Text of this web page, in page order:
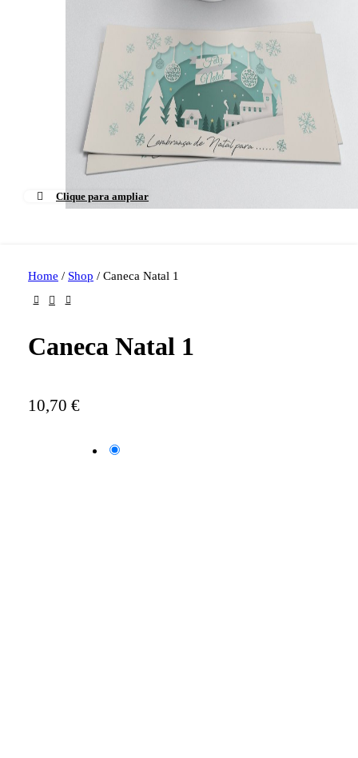
Clique para ampliar
Home / Shop / Caneca Natal 1
Caneca Natal 1
10,70 €